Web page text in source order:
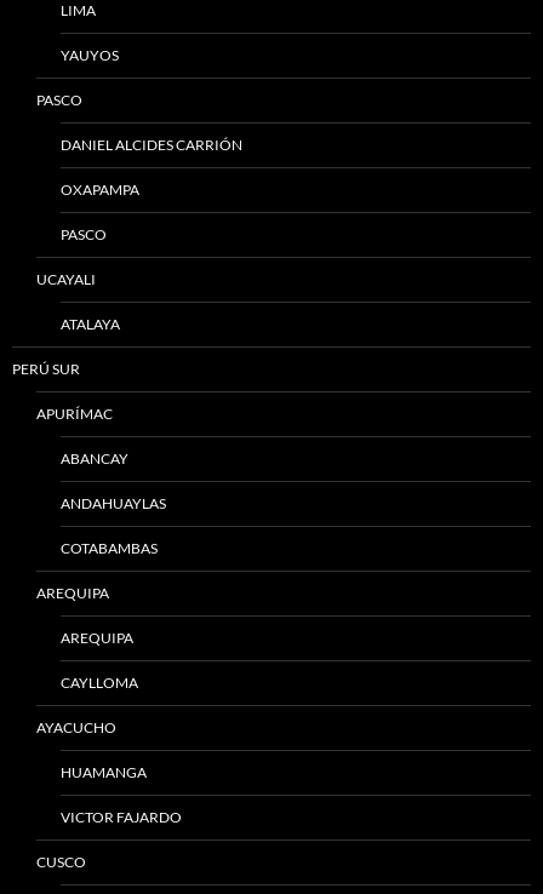
LIMA
YAUYOS
PASCO
DANIEL ALCIDES CARRIÓN
OXAPAMPA
PASCO
UCAYALI
ATALAYA
PERÚ SUR
APURÍMAC
ABANCAY
ANDAHUAYLAS
COTABAMBAS
AREQUIPA
AREQUIPA
CAYLLOMA
AYACUCHO
HUAMANGA
VICTOR FAJARDO
CUSCO